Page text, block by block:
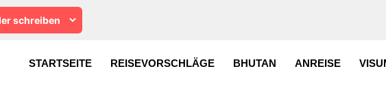
STARTSEITE REISEVORSCHLÄGE BHUTAN ANREISE